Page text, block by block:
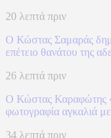
20 λεπτά πριν
Ο Κώστας Σαμαράς
επέτειο θανάτου της
26 λεπτά πριν
Ο Κώστας Καραφώτης
φωτογραφία αγκαλιά
34 λεπτά πριν